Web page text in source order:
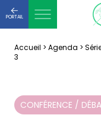
PORTAIL
Accueil > Agenda >
3
CONFÉRENCE /